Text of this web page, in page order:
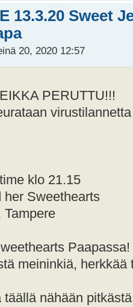
13.3.20 Sweet
20, 2020 12:57
PERUTTU!!!
klo 21.15
her Sweethearts
Tampere
meininkiä,
täällä nähään